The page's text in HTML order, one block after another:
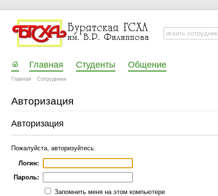
Главная Студенты Общение
Главная Сотрудники
Авторизация
Авторизация
Пожалуйста, авторизуйтесь:
Логин:
Пароль:
Запомнить меня на этом компьютере